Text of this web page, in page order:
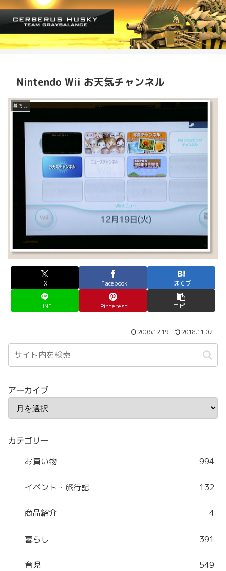
Nintendo Wii お天気チャンネル
暮らし
X Facebook はてブ
LINE Pinterest コピー
2006.12.19 2018.11.02
アーカイブ
カテゴリー
お買い物 994
イベント・旅行記 132
商品紹介 4
暮らし 391
育児 549